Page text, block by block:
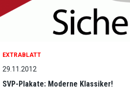
EXTRABLATT
29.11.2012
SVP-Plakate: Moderne Klassiker!